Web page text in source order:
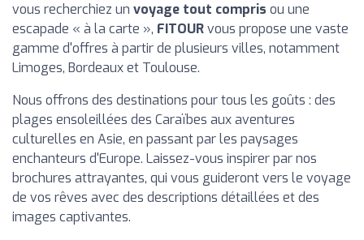
vous recherchiez un voyage tout compris ou une
escapade « à la carte », FITOURvous propose une vaste
gamme d'offres à partir de plusieurs villes, notamment
Limoges, Bordeaux et Toulouse.
Nous offrons des destinations pour tous les goûts : des
plages ensoleillées des Caraïbes aux aventures
culturelles en Asie, en passant par les paysages
enchanteurs d'Europe. Laissez-vous inspirer par nos
brochures attrayantes, qui vous guideront vers le voyage
de vos rêves avec des descriptions détaillées et des
images captivantes.